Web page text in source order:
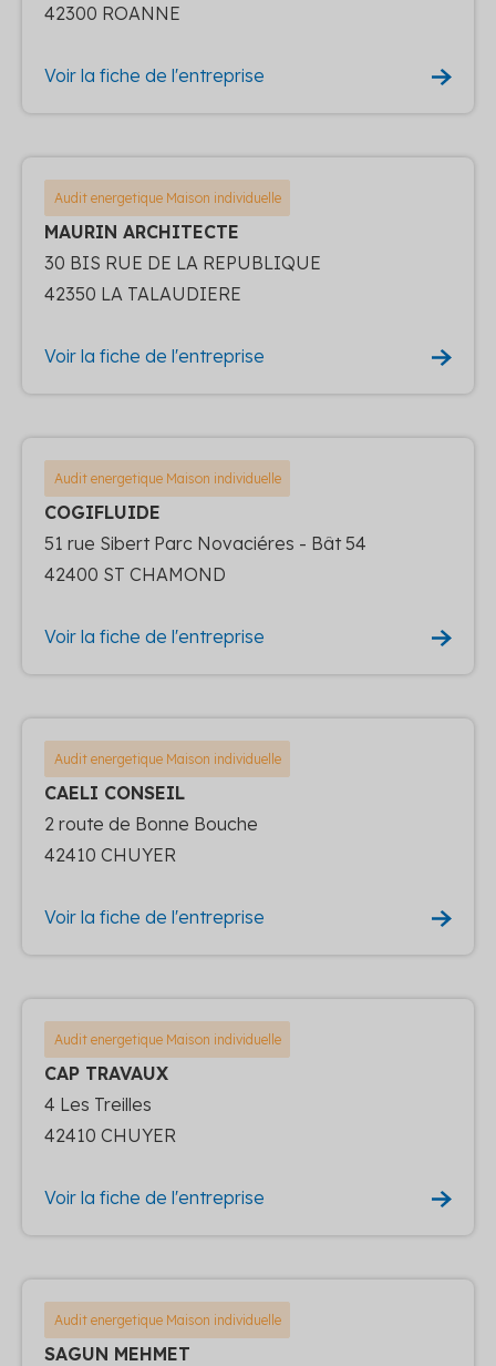
42300 ROANNE
Voir la fiche de l'entreprise
Audit energetique Maison individuelle
MAURIN ARCHITECTE
30 BIS RUE DE LA REPUBLIQUE
42350 LA TALAUDIERE
Voir la fiche de l'entreprise
Audit energetique Maison individuelle
COGIFLUIDE
51 rue Sibert Parc Novaciéres - Bât 54
42400 ST CHAMOND
Voir la fiche de l'entreprise
Audit energetique Maison individuelle
CAELI CONSEIL
2 route de Bonne Bouche
42410 CHUYER
Voir la fiche de l'entreprise
Audit energetique Maison individuelle
CAP TRAVAUX
4 Les Treilles
42410 CHUYER
Voir la fiche de l'entreprise
Audit energetique Maison individuelle
SAGUN MEHMET